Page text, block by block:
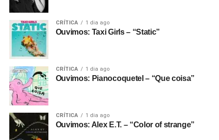
CRÍTICA 1 dia ago
Ouvimos: Taxi Girls – “Static”
CRÍTICA 1 dia ago
Ouvimos: Pianocoquetel – “Que coisa”
CRÍTICA 1 dia ago
Ouvimos: Alex E.T. – “Color of strange”